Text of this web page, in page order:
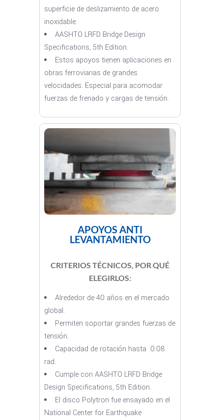
superficie de deslizamiento de acero
inoxidable.
AASHTO LRFD Bridge Design
Specifications, 5th Edition.
Estos apoyos tienen aplicaciones en
obras ferroviarias de grandes
velocidades. Especial para acomodar
fuerzas de frenado y cargas de tensión.
APOYOS ANTI
LEVANTAMIENTO
CRITERIOS TÉCNICOS, POR QUÉ
ELEGIRLOS:
Alrededor de 40 años en el mercado
global.
Permiten soportar grandes fuerzas de
tensión.
Capacidad de rotación hasta 0.08
rad.
Cumple con AASHTO LRFD Bridge
Design Specifications, 5th Edition.
El disco Polytron fue ensayado en el
National Center for Earthquake